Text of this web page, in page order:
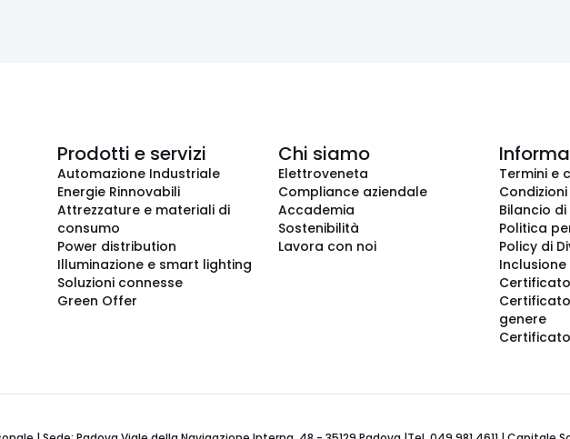
Prodotti e servizi
Automazione Industriale
Energie Rinnovabili
Attrezzature e materiali di
consumo
Power distribution
Illuminazione e smart lighting
Soluzioni connesse
Green Offer
Chi siamo
Elettroveneta
Compliance aziendale
Accademia
Sostenibilità
Lavora con noi
Termini e
Bilancio
Politica
Policy di
Inclusione
genere
Certificato